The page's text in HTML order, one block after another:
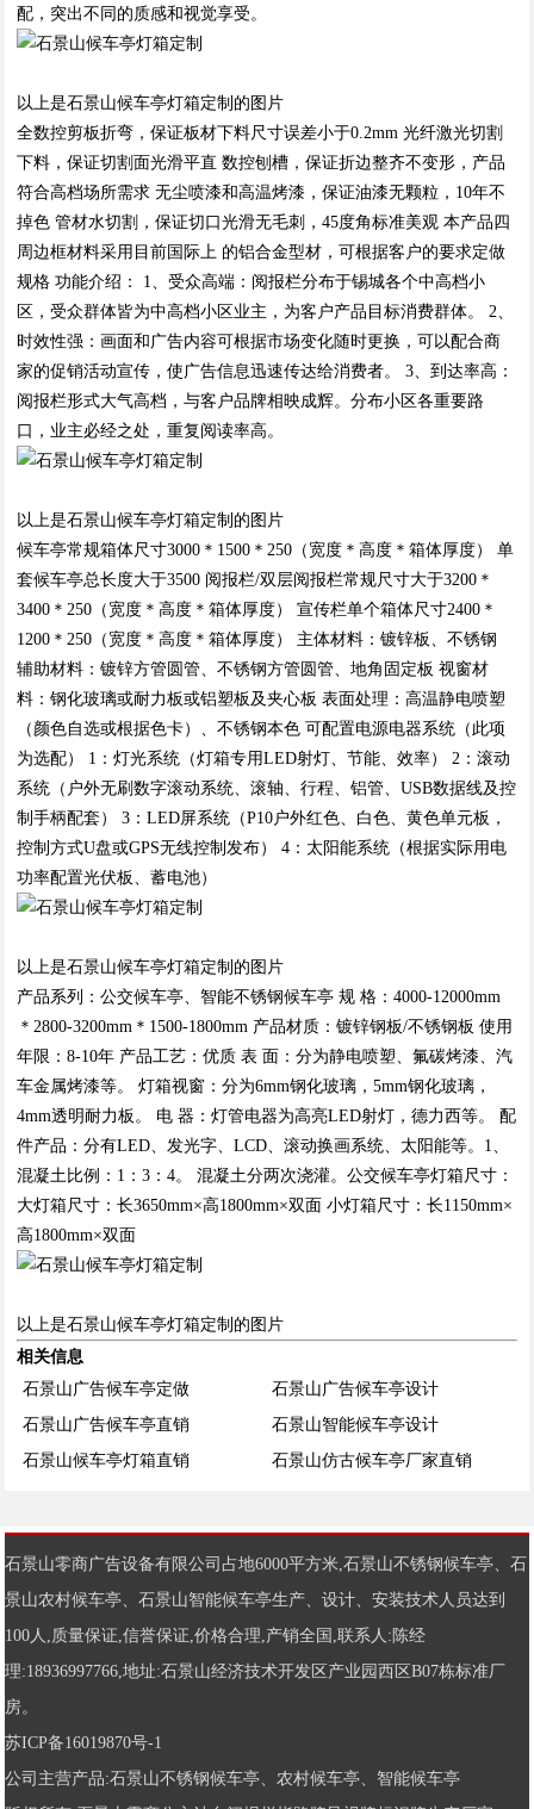
配，突出不同的质感和视觉享受。
以上是石景山候车亭灯箱定制的图片
全数控剪板折弯，保证板材下料尺寸误差小于0.2mm 光纤激光切割
下料，保证切割面光滑平直 数控刨槽，保证折边整齐不变形，产品
符合高档场所需求 无尘喷漆和高温烤漆，保证油漆无颗粒，10年不
掉色 管材水切割，保证切口光滑无毛刺，45度角标准美观 本产品四
周边框材料采用目前国际上 的铝合金型材，可根据客户的要求定做
规格 功能介绍： 1、受众高端：阅报栏分布于锡城各个中高档小
区，受众群体皆为中高档小区业主，为客户产品目标消费群体。 2、
时效性强：画面和广告内容可根据市场变化随时更换，可以配合商
家的促销活动宣传，使广告信息迅速传达给消费者。 3、到达率高：
阅报栏形式大气高档，与客户品牌相映成辉。分布小区各重要路
口，业主必经之处，重复阅读率高。
以上是石景山候车亭灯箱定制的图片
候车亭常规箱体尺寸3000＊1500＊250（宽度＊高度＊箱体厚度） 单
套候车亭总长度大于3500 阅报栏/双层阅报栏常规尺寸大于3200＊
3400＊250（宽度＊高度＊箱体厚度） 宣传栏单个箱体尺寸2400＊
1200＊250（宽度＊高度＊箱体厚度） 主体材料：镀锌板、不锈钢
辅助材料：镀锌方管圆管、不锈钢方管圆管、地角固定板 视窗材
料：钢化玻璃或耐力板或铝塑板及夹心板 表面处理：高温静电喷塑
（颜色自选或根据色卡）、不锈钢本色 可配置电源电器系统（此项
为选配） 1：灯光系统（灯箱专用LED射灯、节能、效率） 2：滚动
系统（户外无刷数字滚动系统、滚轴、行程、铝管、USB数据线及控
制手柄配套） 3：LED屏系统（P10户外红色、白色、黄色单元板，
控制方式U盘或GPS无线控制发布） 4：太阳能系统（根据实际用电
功率配置光伏板、蓄电池）
以上是石景山候车亭灯箱定制的图片
产品系列：公交候车亭、智能不锈钢候车亭 规 格：4000-12000mm
＊2800-3200mm＊1500-1800mm 产品材质：镀锌钢板/不锈钢板 使用
年限：8-10年 产品工艺：优质 表 面：分为静电喷塑、氟碳烤漆、汽
车金属烤漆等。 灯箱视窗：分为6mm钢化玻璃，5mm钢化玻璃，
4mm透明耐力板。 电 器：灯管电器为高亮LED射灯，德力西等。 配
件产品：分有LED、发光字、LCD、滚动换画系统、太阳能等。1、
混凝土比例：1：3：4。 混凝土分两次浇灌。公交候车亭灯箱尺寸：
大灯箱尺寸：长3650mm×高1800mm×双面 小灯箱尺寸：长1150mm×
高1800mm×双面
以上是石景山候车亭灯箱定制的图片
相关信息
石景山广告候车亭定做
石景山广告候车亭设计
石景山广告候车亭直销
石景山智能候车亭设计
石景山候车亭灯箱直销
石景山仿古候车亭厂家直销
石景山零商广告设备有限公司占地6000平方米,石景山不锈钢候车亭、石
景山农村候车亭、石景山智能候车亭生产、设计、安装技术人员达到
100人,质量保证,信誉保证,价格合理,产销全国,联系人:陈经
理:18936997766,地址:石景山经济技术开发区产业园西区B07栋标准厂
房。
苏ICP备16019870号-1
公司主营产品:石景山不锈钢候车亭、农村候车亭、 智能候车亭